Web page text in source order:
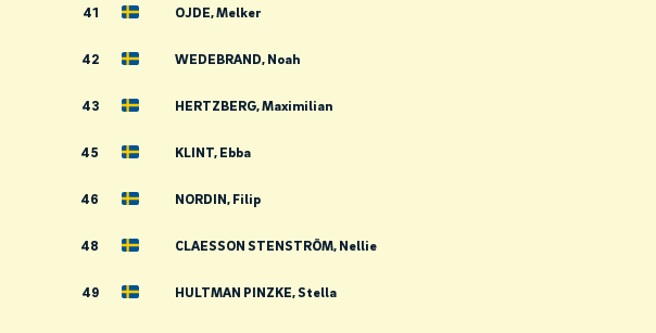
41 OJDE, Melker
42 WEDEBRAND, Noah
43 HERTZBERG, Maximilian
45 KLINT, Ebba
46 NORDIN, Filip
48 CLAESSON STENSTRÖM, Nellie
49 HULTMAN PINZKE, Stella